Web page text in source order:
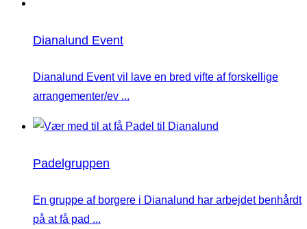
Dianalund Event
Dianalund Event vil lave en bred vifte af forskellige
arrangementer/ev ...
Padelgruppen
En gruppe af borgere i Dianalund har arbejdet benhårdt
på at få pad ...